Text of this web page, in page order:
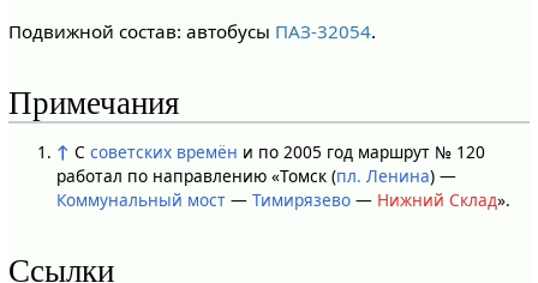
Подвижной состав: автобусы ПАЗ-32054.
Примечания
↑ С советских времён и по 2005 год маршрут № 120
работал по направлению «Томск (пл. Ленина) —
Коммунальный мост— Тимирязево— Нижний Склад».
Ссылки